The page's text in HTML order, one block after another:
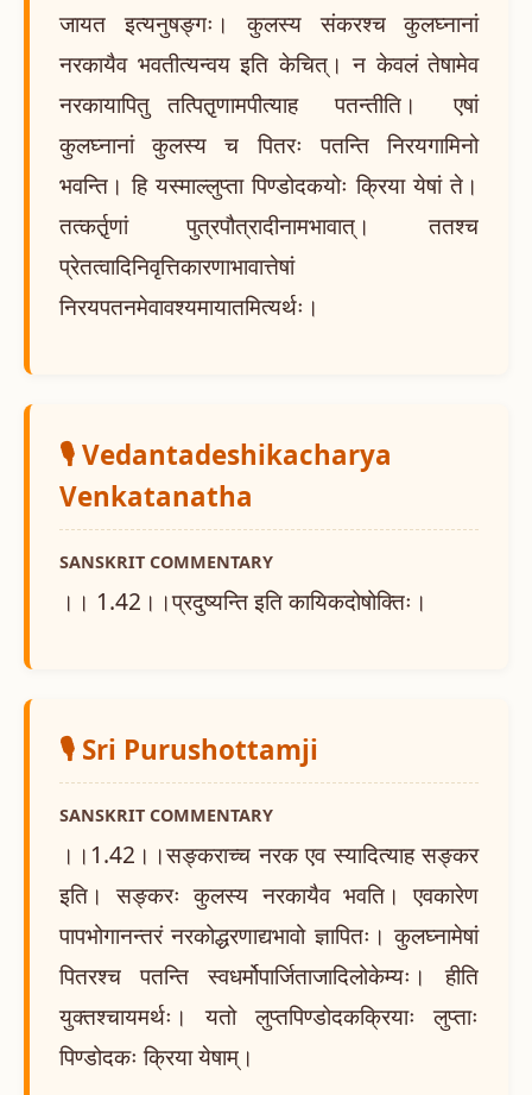
जायत इत्यनुषङ्गः। कुलस्य संकरश्च कुलघ्नानां
नरकायैव भवतीत्यन्वय इति केचित्। न केवलं तेषामेव
नरकायापितु तत्पितृ़णामपीत्याह पतन्तीति। एषां
कुलघ्नानां कुलस्य च पितरः पतन्ति निरयगामिनो
भवन्ति। हि यस्माल्लुप्ता पिण्डोदकयोः क्रिया येषां ते।
तत्कर्तृ़णां पुत्रपौत्रादीनामभावात्। ततश्च
प्रेतत्वादिनिवृत्तिकारणाभावात्तेषां
निरयपतनमेवावश्यमायातमित्यर्थः।
🎙️ Vedantadeshikacharya
Venkatanatha
SANSKRIT COMMENTARY
।। 1.42।।प्रदुष्यन्ति इति कायिकदोषोक्तिः।
🎙️ Sri Purushottamji
SANSKRIT COMMENTARY
।।1.42।।सङ्कराच्च नरक एव स्यादित्याह सङ्कर
इति। सङ्करः कुलस्य नरकायैव भवति। एवकारेण
पापभोगानन्तरं नरकोद्धरणाद्यभावो ज्ञापितः। कुलघ्नामेषां
पितरश्च पतन्ति स्वधर्मोपार्जिताजादिलोकेम्यः। हीति
युक्तश्चायमर्थः। यतो लुप्तपिण्डोदकक्रियाः लुप्ताः
पिण्डोदकः क्रिया येषाम्।